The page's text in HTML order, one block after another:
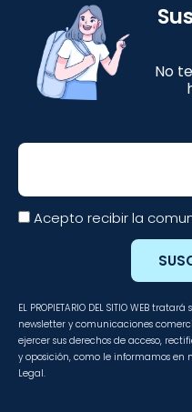
No
Email
Acepto recibir la
EL PROPIETARIO DEL SITIO WEB
newsletter y comunicaciones
ejercer sus derechos de acceso,
y oposición, como le informamos en
Legal.